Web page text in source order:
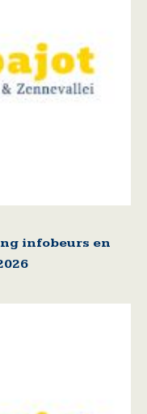
infobeurs en